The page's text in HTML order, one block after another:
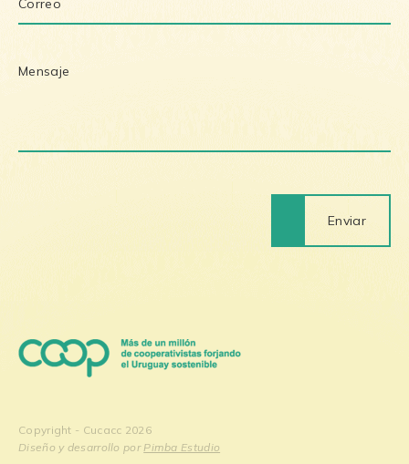
Enviar
Copyright - Cucacc 2026
Diseño y desarrollo por Pimba Estudio